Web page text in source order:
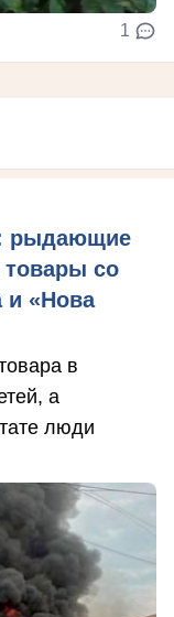
1
рыдающие
товары со
и «Нова
в
а
люди